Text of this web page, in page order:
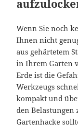
Wenn Sie noch
Ihnen nicht
aus gehärtetem
in Ihrem Garten
Erde ist die
Werkzeugs
kompakt und
den
Gartenhacke